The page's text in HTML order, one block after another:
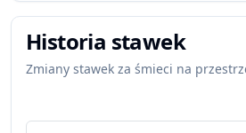
Historia stawek
Zmiany stawek za śmieci na